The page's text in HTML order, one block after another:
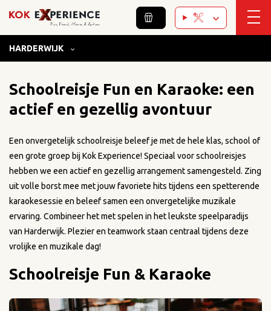
HARDERWIJK
Home / Harderwijk
Schoolreisje Fun en Karaoke: een
actief en gezellig avontuur
Een onvergetelijk schoolreisje beleef je met de hele klas, school of
een grote groep bij Kok Experience! Speciaal voor schoolreisjes
hebben we een actief en gezellig arrangement samengesteld. Zing
uit volle borst mee met jouw favoriete hits tijdens een spetterende
karaokesessie en beleef samen een onvergetelijke muzikale
ervaring. Combineer het met spelen in het leukste speelparadijs
van Harderwijk. Plezier en teamwork staan centraal tijdens deze
vrolijke en muzikale dag!
Schoolreisje Fun & Karaoke